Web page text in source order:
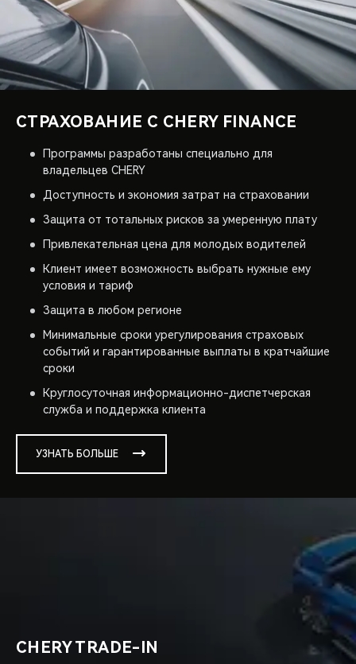
СТРАХОВАНИЕ C CHERY FINANCE
Программы разработаны специально для
владельцев CHERY
Доступность и экономия затрат на страховании
Защита от тотальных рисков за умеренную плату
Привлекательная цена для молодых водителей
Клиент имеет возможность выбрать нужные ему
условия и тариф
Защита в любом регионе
Минимальные сроки урегулирования страховых
событий и гарантированные выплаты в кратчайшие
сроки
Круглосуточная информационно-диспетчерская
служба и поддержка клиента
УЗНАТЬ БОЛЬШЕ
CHERY TRADE-IN